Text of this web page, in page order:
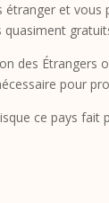
et
des
pour
ce pays